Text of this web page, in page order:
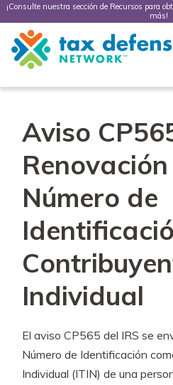
¡Consulte nuestra sección de Recursos para
más!
Tax
Defense
Network
Aviso
Número de
Individual
El aviso CP565 del IRS se
Número de Identificación
Individual (ITIN) de una